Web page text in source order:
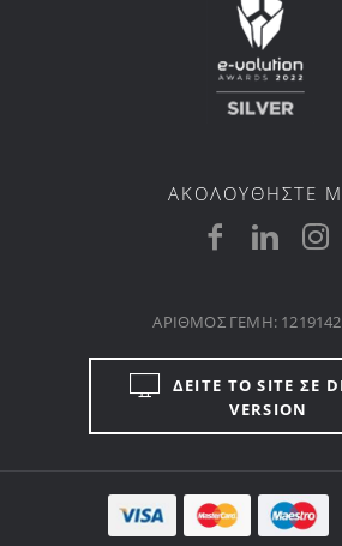
ΑΚΟΛΟΥΘΗΣΤΕ
ΔΕΙΤΕ ΤΟ SITE ΣΕ
VERSION
ΑΡΙΘΜΟΣ ΓΕΜΗ: